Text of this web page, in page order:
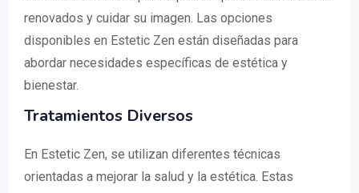
renovados y cuidar su imagen. Las opciones
disponibles en Estetic Zen están diseñadas para
abordar necesidades específicas de estética y
bienestar.
Tratamientos Diversos
En Estetic Zen, se utilizan diferentes técnicas
orientadas a mejorar la salud y la estética. Estas